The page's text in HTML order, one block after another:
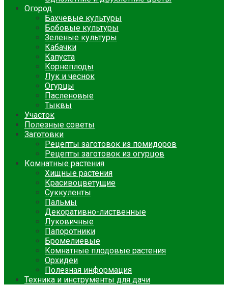
Огород
Бахчевые культуры
Бобовые культуры
Зеленые культуры
Кабачки
Капуста
Корнеплоды
Лук и чеснок
Огурцы
Пасленовые
Тыквы
Участок
Полезные советы
Заготовки
Рецепты заготовок из помидоров
Рецепты заготовок из огурцов
Комнатные растения
Хищные растения
Красивоцветущие
Суккуленты
Пальмы
Декоративно-лиственные
Луковичные
Папоротники
Бромелиевые
Комнатные плодовые растения
Орхидеи
Полезная информация
Техника и инструменты для дачи